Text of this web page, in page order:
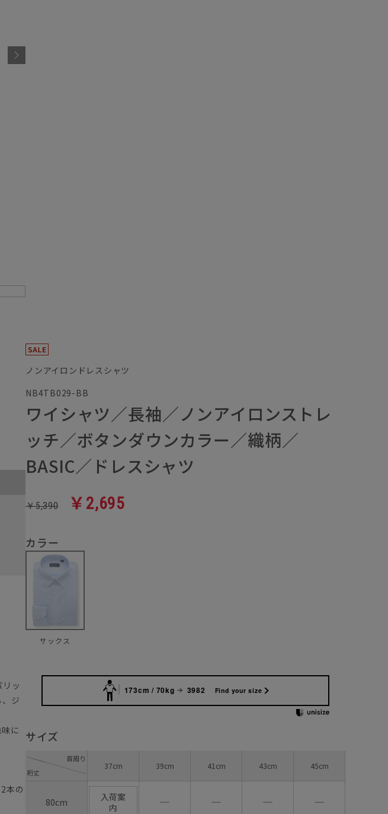
ッ
ジ
に
本の
ノンアイロンドレスシャツ
NB4TB029-BB
ワイシャツ／長袖／ノンアイロンストレ
ッチ／ボタンダウンカラー／織柄／
BASIC／ドレスシャツ
￥5,390 ￥2,695
カラー
サックス
173cm / 70kg 3982 Find your size
サイズ
裄丈
首周り
37cm 39cm 41cm 43cm 45cm
80cm
入荷案
内
― ― ― ―